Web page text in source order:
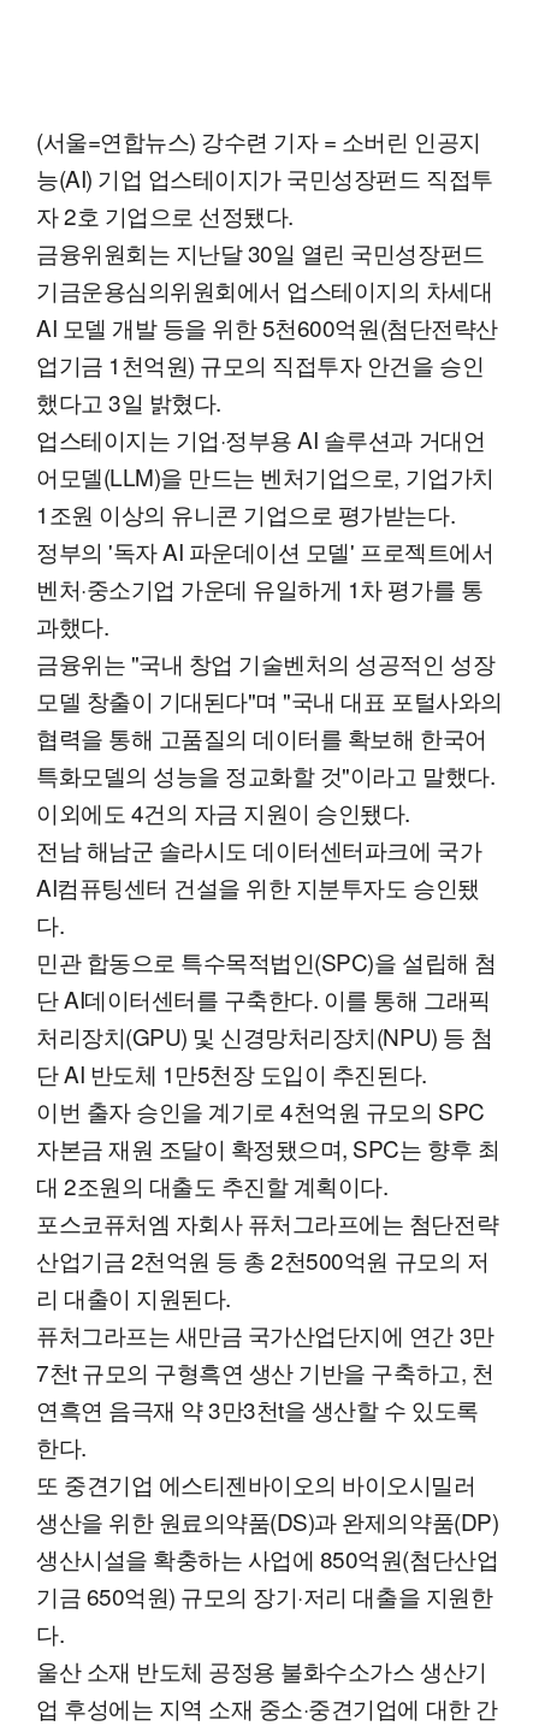
(서울=연합뉴스) 강수련 기자 = 소버린 인공지
능(AI) 기업 업스테이지가 국민성장펀드 직접투
자 2호 기업으로 선정됐다.
금융위원회는 지난달 30일 열린 국민성장펀드
기금운용심의위원회에서 업스테이지의 차세대
AI 모델 개발 등을 위한 5천600억원(첨단전략산
업기금 1천억원) 규모의 직접투자 안건을 승인
했다고 3일 밝혔다.
업스테이지는 기업·정부용 AI 솔루션과 거대언
어모델(LLM)을 만드는 벤처기업으로, 기업가치
1조원 이상의 유니콘 기업으로 평가받는다.
정부의 '독자 AI 파운데이션 모델' 프로젝트에서
벤처·중소기업 가운데 유일하게 1차 평가를 통
과했다.
금융위는 "국내 창업 기술벤처의 성공적인 성장
모델 창출이 기대된다"며 "국내 대표 포털사와의
협력을 통해 고품질의 데이터를 확보해 한국어
특화모델의 성능을 정교화할 것"이라고 말했다.
이외에도 4건의 자금 지원이 승인됐다.
전남 해남군 솔라시도 데이터센터파크에 국가
AI컴퓨팅센터 건설을 위한 지분투자도 승인됐
다.
민관 합동으로 특수목적법인(SPC)을 설립해 첨
단 AI데이터센터를 구축한다. 이를 통해 그래픽
처리장치(GPU) 및 신경망처리장치(NPU) 등 첨
단 AI 반도체 1만5천장 도입이 추진된다.
이번 출자 승인을 계기로 4천억원 규모의 SPC
자본금 재원 조달이 확정됐으며, SPC는 향후 최
대 2조원의 대출도 추진할 계획이다.
포스코퓨처엠 자회사 퓨처그라프에는 첨단전략
산업기금 2천억원 등 총 2천500억원 규모의 저
리 대출이 지원된다.
퓨처그라프는 새만금 국가산업단지에 연간 3만
7천t 규모의 구형흑연 생산 기반을 구축하고, 천
연흑연 음극재 약 3만3천t을 생산할 수 있도록
한다.
또 중견기업 에스티젠바이오의 바이오시밀러
생산을 위한 원료의약품(DS)과 완제의약품(DP)
생산시설을 확충하는 사업에 850억원(첨단산업
기금 650억원) 규모의 장기·저리 대출을 지원한
다.
울산 소재 반도체 공정용 불화수소가스 생산기
업 후성에는 지역 소재 중소·중견기업에 대한 간